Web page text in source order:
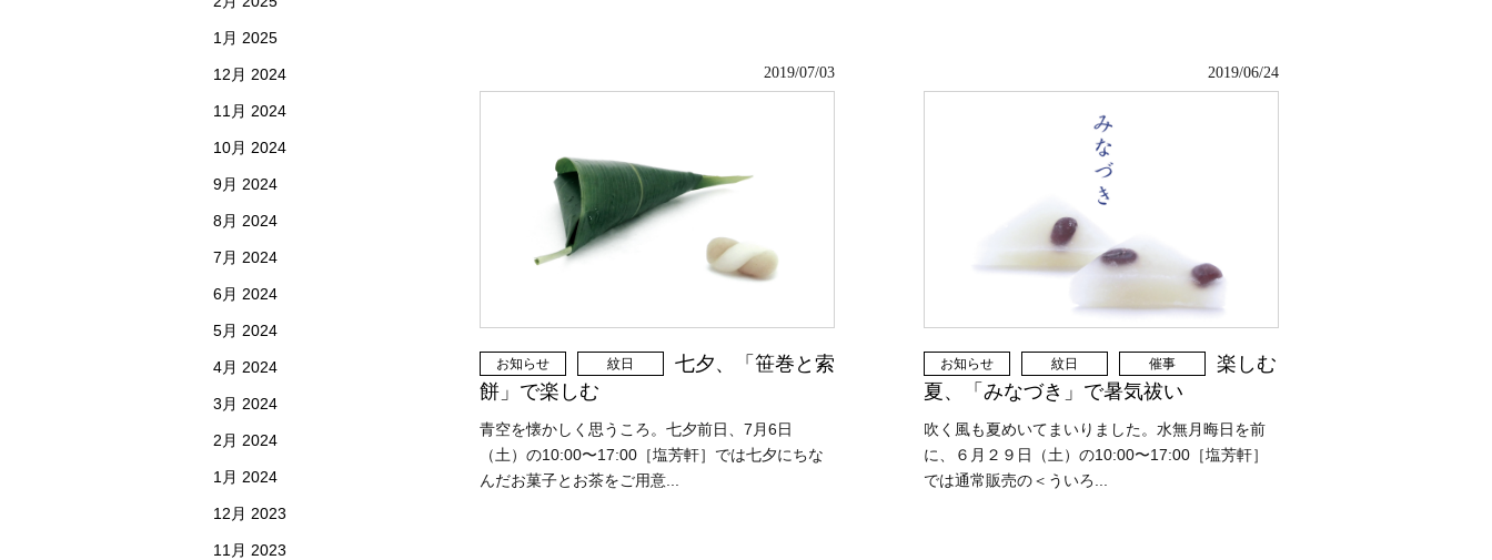
2019/07/03
お知らせ 紋日
七夕、「笹巻と索
餅」で楽しむ
青空を懐かしく思うころ。七夕前日、7月6日
（土）の10:00〜17:00［塩芳軒］では七夕にちな
んだお菓子とお茶をご用意...
2019/06/24
お知らせ 紋日 催事
楽しむ
夏、「みなづき」で暑気祓い
吹く風も夏めいてまいりました。水無月晦日を前
に、６月２９日（土）の10:00〜17:00［塩芳軒］
では通常販売の＜ういろ...
1月 2025
12月 2024
11月 2024
10月 2024
9月 2024
8月 2024
7月 2024
6月 2024
5月 2024
4月 2024
3月 2024
2月 2024
1月 2024
12月 2023
11月 2023